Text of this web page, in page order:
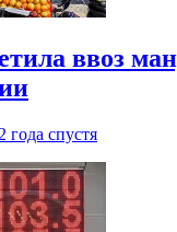
ввоз
2 года спустя